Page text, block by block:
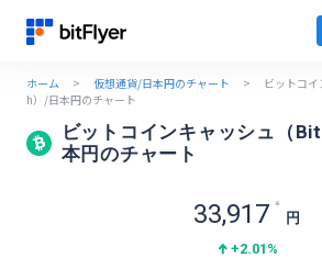
新規登録
English
ホーム > 仮想通貨/日本円のチャート >
ビットコ
h）/日本円のチャート
ビットコインキャッシュ（
本円のチャート
33,917 ※
円
+2.01 %